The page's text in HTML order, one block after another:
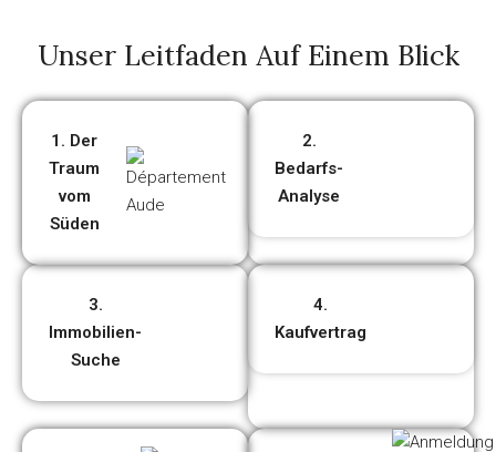
Unser Leitfaden Auf Einem Blick
1. Der
Traum
vom
Süden
2.
Bedarfs-
Analyse
3.
Immobilien-
Suche
4.
Kaufvertrag